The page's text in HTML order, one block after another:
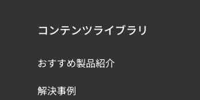
コンテンツライブラリ
おすすめ製品紹介
解決事例